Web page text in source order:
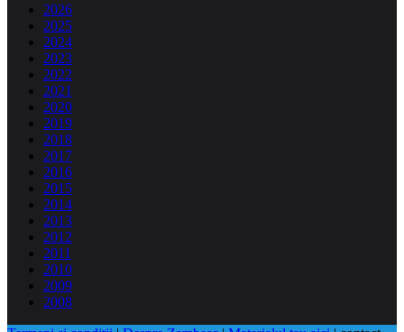
2026
2025
2024
2023
2022
2021
2020
2019
2018
2017
2016
2015
2014
2013
2012
2011
2010
2009
2008